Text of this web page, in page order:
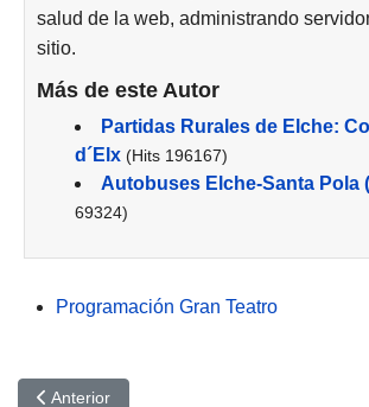
salud de la web, administrando
sitio.
Más de este Autor
Partidas Rurales de Elche:
d´Elx (Hits 196167)
Autobuses Elche-Santa Pola
69324)
Programación Gran Teatro
Artículo anterior: The Best of Soul, Gran
Anterior